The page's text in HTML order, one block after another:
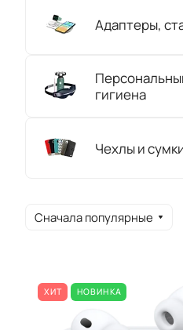
Адаптеры,
гигиена
Чехлы и
Сначала популярные
ХИТ НОВИНКА